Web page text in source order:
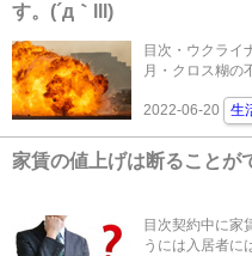
す。(´д｀lll)
目次・ウクライ
月・クロス糊の
2022-06-20 生
家賃の値上げは断ることが
目次契約中に家
うには入居者に